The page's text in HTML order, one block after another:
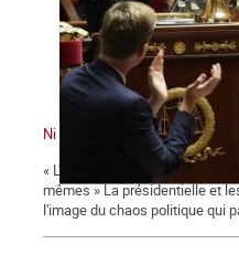
Ni le gouvernement ni
« L'émancipation des
mêmes » La présidentielle et
l'image du chaos politique qui